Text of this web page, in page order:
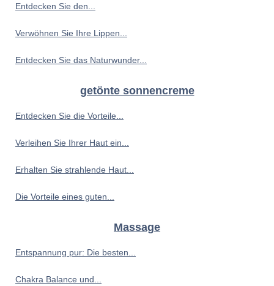
Entdecken Sie den...
Verwöhnen Sie Ihre Lippen...
Entdecken Sie das Naturwunder...
getönte sonnencreme
Entdecken Sie die Vorteile...
Verleihen Sie Ihrer Haut ein...
Erhalten Sie strahlende Haut...
Die Vorteile eines guten...
Massage
Entspannung pur: Die besten...
Chakra Balance und...